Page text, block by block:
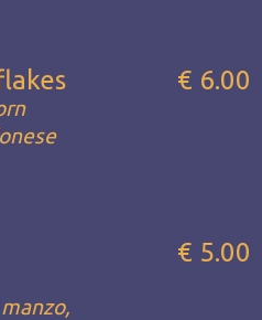
€ 6.00
€ 5.00